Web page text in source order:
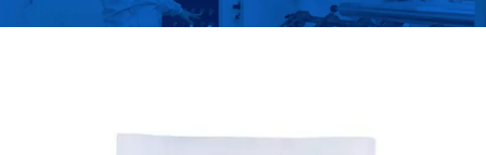
ィルムのメーカー | Der
フィルム、バンディングフィルムなどがあります。